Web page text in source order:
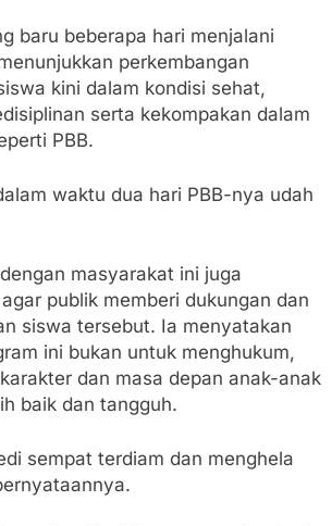
baru beberapa hari menjalani
perkembangan
kini dalam kondisi sehat,
serta kekompakan dalam
PBB.
waktu dua hari PBB-nya udah
masyarakat ini juga
publik memberi dukungan dan
siswa tersebut. Ia menyatakan
ini bukan untuk menghukum,
dan masa depan anak-anak
baik dan tangguh.
sempat terdiam dan menghela